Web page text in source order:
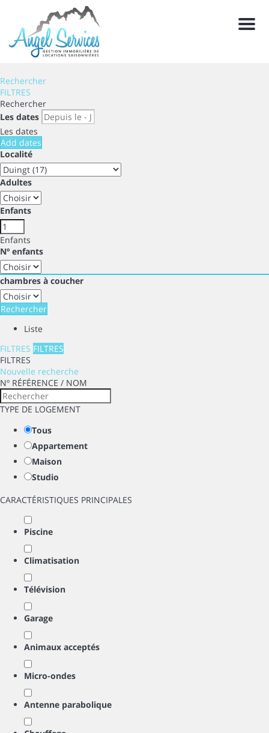
Menu
Rechercher
FILTRES
Rechercher
Les dates
Les dates
Add dates
Localité
Adultes
Enfants
Enfants
Nº enfants
chambres à coucher
Rechercher
Liste
FILTRES FILTRES
FILTRES
Nouvelle recherche
Nº RÉFÉRENCE / NOM
TYPE DE LOGEMENT
Tous
Appartement
Maison
Studio
CARACTÉRISTIQUES PRINCIPALES
Piscine
Climatisation
Télévision
Garage
Animaux acceptés
Micro-ondes
Antenne parabolique